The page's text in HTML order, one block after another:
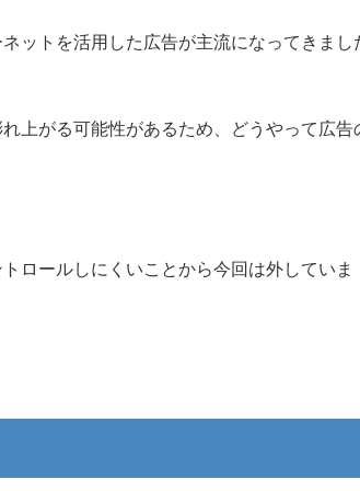
ットを活用した広告が主流になってきまし
上がる可能性があるため、どうやって広告
ロールしにくいことから今回は外していま